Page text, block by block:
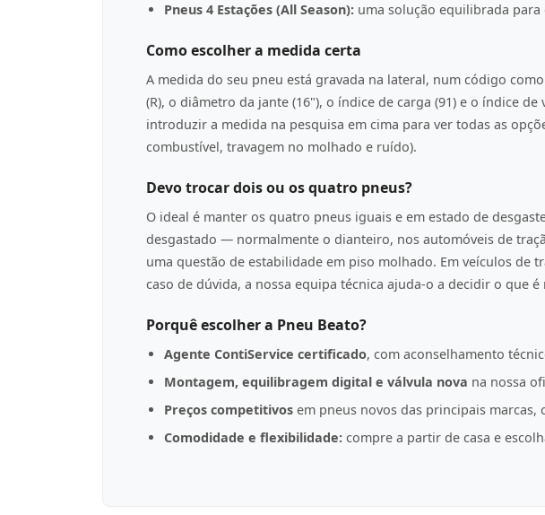
Pneus 4 Estações (All Season): uma solução equilibrada
Como escolher a medida certa
A medida do seu pneu está gravada na lateral, num código como
(R), o diâmetro da jante (16"), o índice de carga (91) e o índice
introduzir a medida na pesquisa em cima para ver todas as
combustível, travagem no molhado e ruído).
Devo trocar dois ou os quatro pneus?
O ideal é manter os quatro pneus iguais e em estado de
desgastado — normalmente o dianteiro, nos automóveis de
uma questão de estabilidade em piso molhado. Em veículos de
caso de dúvida, a nossa equipa técnica ajuda-o a decidir o que
Porquê escolher a Pneu Beato?
Agente ContiService certificado, com aconselhamento
Montagem, equilibragem digital e válvula nova na nossa
Preços competitivos em pneus novos das principais marcas,
Comodidade e flexibilidade: compre a partir de casa e